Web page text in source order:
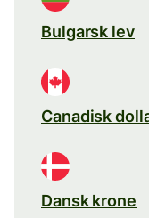
Bulgarsk lev
Canadisk
Dansk krone